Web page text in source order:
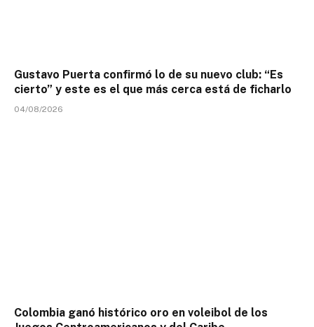
Gustavo Puerta confirmó lo de su nuevo club: “Es
cierto” y este es el que más cerca está de ficharlo
04/08/2026
Colombia ganó histórico oro en voleibol de los